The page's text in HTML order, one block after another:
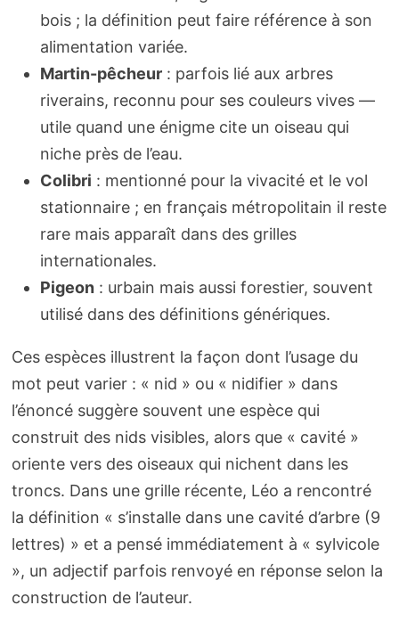
bois ; la définition peut faire référence à son
alimentation variée.
Martin-pêcheur: parfois lié aux arbres
riverains, reconnu pour ses couleurs vives —
utile quand une énigme cite un oiseau qui
niche près de l’eau.
Colibri : mentionné pour la vivacité et le vol
stationnaire ; en français métropolitain il reste
rare mais apparaît dans des grilles
internationales.
Pigeon : urbain mais aussi forestier, souvent
utilisé dans des définitions génériques.
Ces espèces illustrent la façon dont l’usage du
mot peut varier : « nid » ou « nidifier » dans
l’énoncé suggère souvent une espèce qui
construit des nids visibles, alors que « cavité »
oriente vers des oiseaux qui nichent dans les
troncs. Dans une grille récente, Léo a rencontré
la définition « s’installe dans une cavité d’arbre (9
lettres) » et a pensé immédiatement à « sylvicole
», un adjectif parfois renvoyé en réponse selon la
construction de l’auteur.